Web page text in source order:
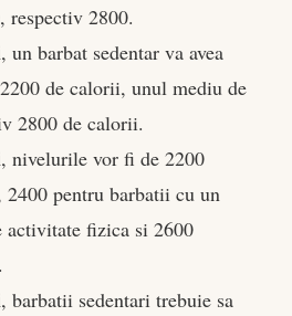
respectiv 2800.
, un barbat sedentar va avea
de calorii, unul mediu de
2800 de calorii.
, nivelurile vor fi de 2200
2400 pentru barbatii cu un
activitate fizica si 2600
, barbatii sedentari trebuie sa